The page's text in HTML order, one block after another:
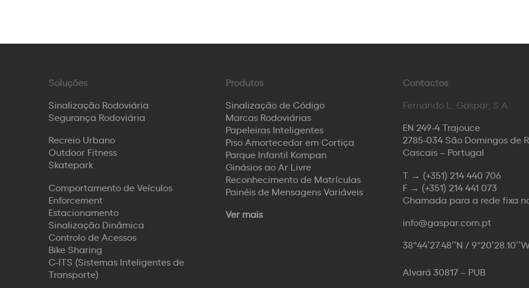
Soluções
Sinalização Rodoviária
Segurança Rodoviária
Recreio Urbano
Outdoor Fitness
Skatepark
Comportamento de Veículos
Enforcement
Estacionamento
Sinalização Dinâmica
Controlo de Acessos
Bike Sharing
C-ITS (Sistemas Inteligentes de
Transporte)
Produtos
Sinalização de Código
Marcas Rodoviárias
Papeleiras Inteligentes
Piso Amortecedor em Cortiça
Parque Infantil Kompan
Ginásios ao Ar Livre
Reconhecimento de Matrículas
Painéis de Mensagens Variáveis
Ver mais
Contactos
Fernando L. Gaspar, S.A.
EN 249-4 Trajouce
2785-034 São Domingos de
Cascais – Portugal
T → (+351) 214 440 706
F → (+351) 214 441 073
Chamada para a rede fixa
info@gaspar.com.pt
38°44’27.48’’N /
Alvará 30817 – PUB